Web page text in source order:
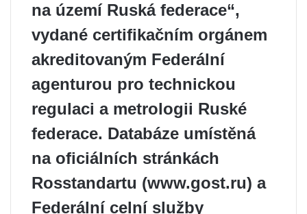
na území Ruská federace“,
vydané certifikačním orgánem
akreditovaným Federální
agenturou pro technickou
regulaci a metrologii Ruské
federace. Databáze umístěná
na oficiálních stránkách
Rosstandartu (www.gost.ru) a
Federální celní služby